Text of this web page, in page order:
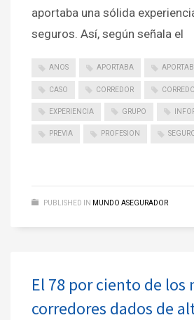
aportaba una sólida
seguros. Así, según señala el
ANOS APORTABA
CASO CORREDOR
EXPERIENCIA GRUPO
PREVIA PROFESION
PUBLISHED IN MUNDO ASEGURADOR
El 78 por ciento de los
corredores dados de